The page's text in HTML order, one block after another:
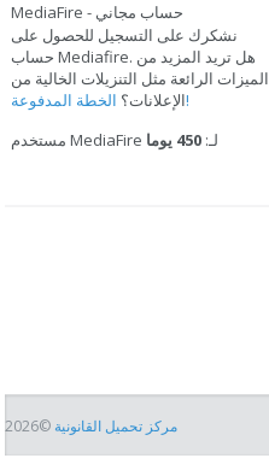
MediaFire - حساب مجاني
نشكرك على التسجيل للحصول على
حساب Mediafire. هل تريد المزيد من
الميزات الرائعة مثل التنزيلات الخالية من
الإعلانات؟الخطة المدفوعة!
مستخدم MediaFire لـ:450 يوما
مركز تحميل القانونية ©2026